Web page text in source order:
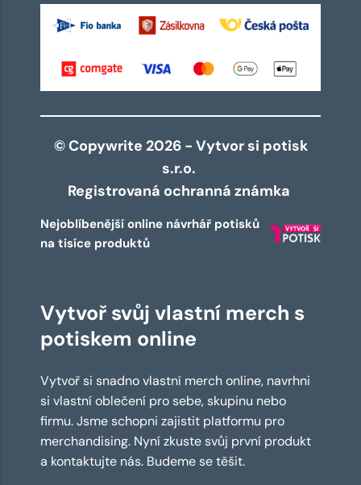
© Copywrite 2026 - Vytvor si potisk
s.r.o.
Registrovaná ochranná známka
Nejoblíbenější online návrhář potisků
na tisíce produktů
Vytvoř svůj vlastní merch s
potiskem online
Vytvoř si snadno vlastní merch online, navrhni
si vlastní oblečení pro sebe, skupinu nebo
firmu. Jsme schopni zajistit platformu pro
merchandising. Nyní zkuste svůj první produkt
a kontaktujte nás. Budeme se těšit.